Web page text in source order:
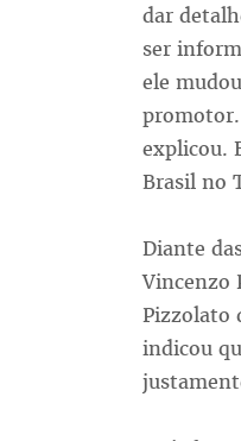
dar
ser
ele
explicou.
Brasil no
Diante
Vincenzo
Pizzolato
indicou